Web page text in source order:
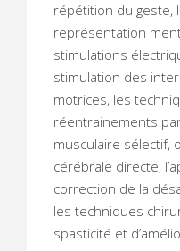
répétition du geste,
représentation
stimulations
stimulation des
motrices, les
réentrainements
musculaire sélectif,
cérébrale directe,
correction de la
les techniques
spasticité et